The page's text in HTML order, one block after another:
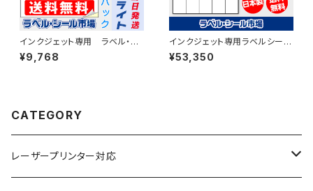
インクジェット専用 ラベル・シ
ール A4カット無し コート
紙 100枚 T1Y1iA-LP10
¥9,768
インクジェット専用ラベルシール
マットコートA4-縦10面 500枚
スーパーファイン T5Y2iA
¥53,350
CATEGORY
レーザープリンター対応